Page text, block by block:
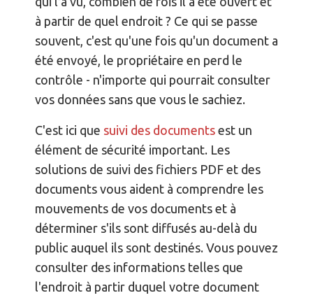
à partir de quel endroit ? Ce qui se passe
souvent, c'est qu'une fois qu'un document a
été envoyé, le propriétaire en perd le
contrôle - n'importe qui pourrait consulter
vos données sans que vous le sachiez.
C'est ici que suivi des documents est un
élément de sécurité important. Les
solutions de suivi des fichiers PDF et des
documents vous aident à comprendre les
mouvements de vos documents et à
déterminer s'ils sont diffusés au-delà du
public auquel ils sont destinés. Vous pouvez
consulter des informations telles que
l'endroit à partir duquel votre document